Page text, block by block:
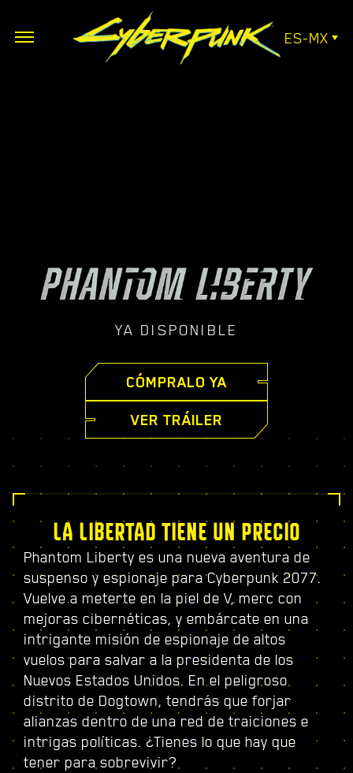
ES-MX
YA DISPONIBLE
CÓMPRALO YA
VER TRÁILER
LA LIBERTAD TIENE UN PRECIO
Phantom Liberty es una nueva aventura de
suspenso y espionaje para Cyberpunk 2077.
Vuelve a meterte en la piel de V, merc con
mejoras cibernéticas, y embárcate en una
intrigante misión de espionaje de altos
vuelos para salvar a la presidenta de los
Nuevos Estados Unidos. En el peligroso
distrito de Dogtown, tendrás que forjar
alianzas dentro de una red de traiciones e
intrigas políticas. ¿Tienes lo que hay que
tener para sobrevivir?